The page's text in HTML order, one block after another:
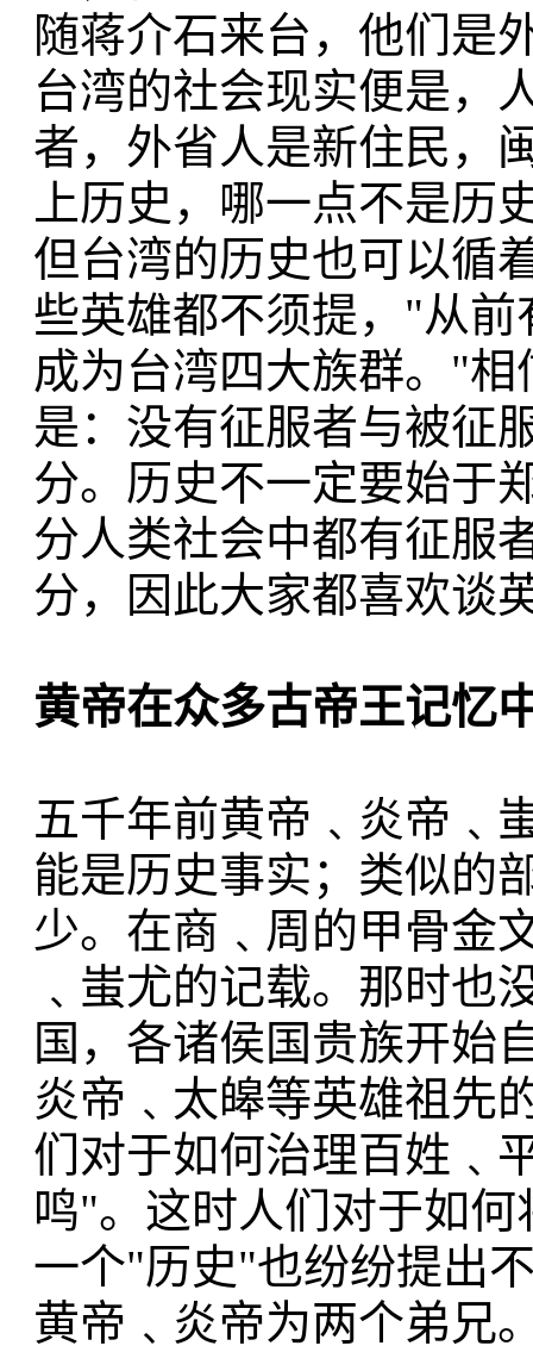
随蒋介石来台，他们是
台湾的社会现实便是，
者，外省人是新住民，
上历史，哪一点不是历
但台湾的历史也可以循
些英雄都不须提，"从
成为台湾四大族群。"
是：没有征服者与被征
分。历史不一定要始于
分人类社会中都有征服
分，因此大家都喜欢谈
黄帝在众多古帝王记忆
五千年前黄帝﹑炎帝﹑
能是历史事实；类似的
少。在商﹑周的甲骨金
﹑蚩尤的记载。那时也
国，各诸侯国贵族开始
炎帝﹑太皞等英雄祖先
们对于如何治理百姓﹑
鸣"。这时人们对于如
一个"历史"也纷纷提出
黄帝﹑炎帝为两个弟兄